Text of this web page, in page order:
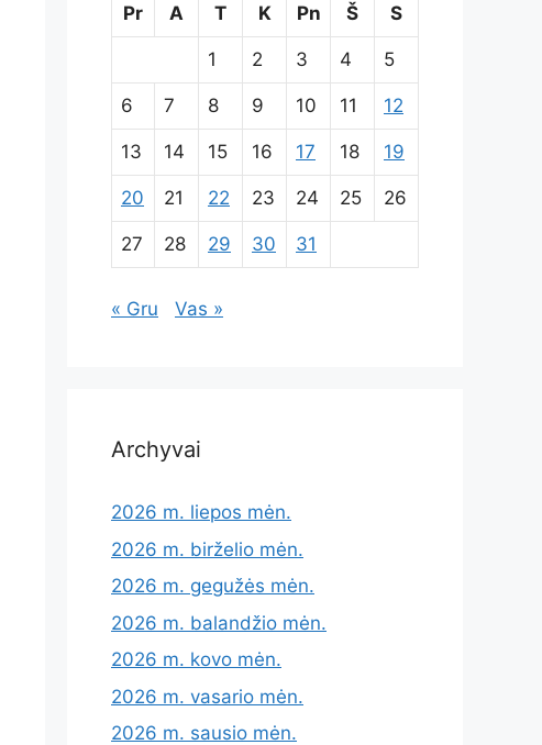
Pr
A T K Pn Š S
1 2 3 4 5
6 7 8 9 10 11 12
13 14 15 16 17 18 19
20 21 22 23 24 25 26
27 28 29 30 31
« Gru Vas »
Archyvai
2026 m. liepos mėn.
2026 m. birželio mėn.
2026 m. gegužės mėn.
2026 m. balandžio mėn.
2026 m. kovo mėn.
2026 m. vasario mėn.
2026 m. sausio mėn.